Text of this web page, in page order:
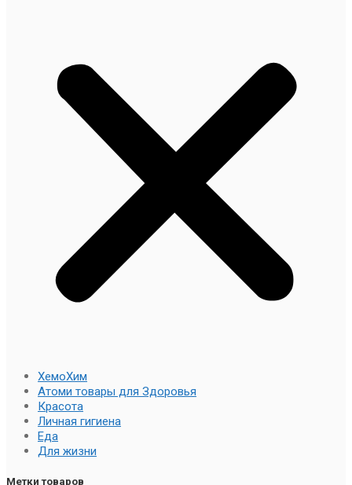
ХемоХим
Атоми товары для Здоровья
Красота
Личная гигиена
Еда
Для жизни
Метки товаров